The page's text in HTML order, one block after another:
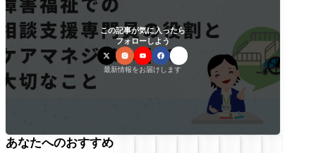
この記事が気に入ったら
フォローしよう
最新情報をお届けします
あなたへのおすすめ